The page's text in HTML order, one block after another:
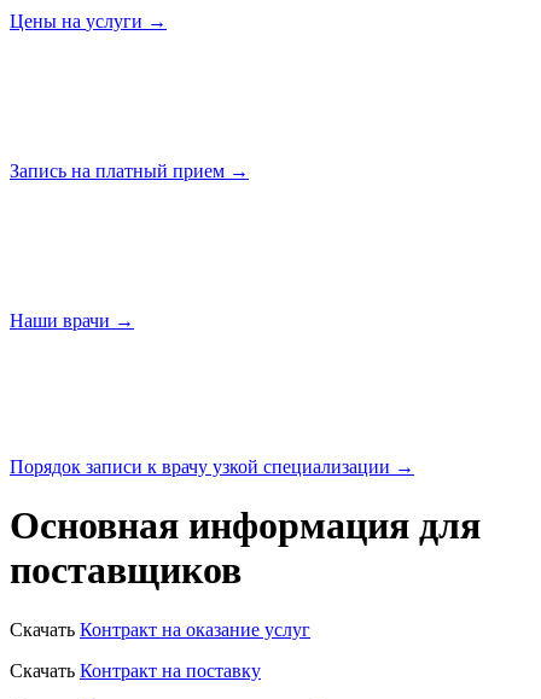
Цены на услуги →
Запись на платный прием →
Наши врачи →
Порядок записи к врачу узкой специализации →
Основная информация для
поставщиков
Скачать Контракт на оказание услуг
Скачать Контракт на поставку